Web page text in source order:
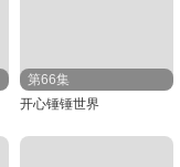
第66集
开心锤锤世界​